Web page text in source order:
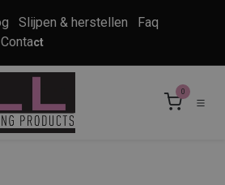
Slijpen & herstellen
Faq
Contact
0